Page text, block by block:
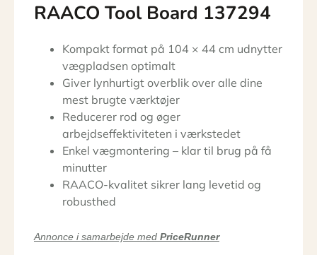
RAACO Tool Board 137294
Kompakt format på 104 × 44 cm udnytter
vægpladsen optimalt
Giver lynhurtigt overblik over alle dine
mest brugte værktøjer
Reducerer rod og øger
arbejdseffektiviteten i værkstedet
Enkel vægmontering – klar til brug på få
minutter
RAACO-kvalitet sikrer lang levetid og
robusthed
Annonce i samarbejde med PriceRunner